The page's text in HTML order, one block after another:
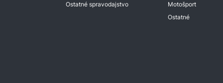
Ostatné spravodajstvo
Motošport
Ostatné